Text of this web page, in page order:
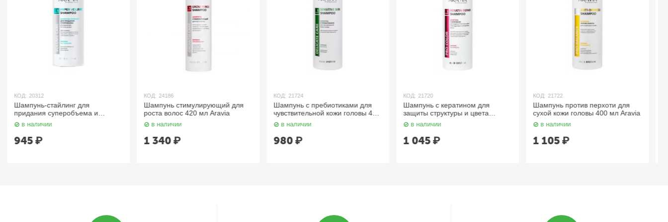
КОД: 24186
Шампунь стимулирующий для
роста волос 420 мл Aravia
в наличии
1 340
КОД: 21724
Шампунь с пребиотиками для
чувствительной кожи головы 400
мл Aravia
в наличии
980₽
КОД: 21720
Шампунь с кератином для
защиты структуры и цвета
поврежденных и окрашенных
волос 400 мл Aravia
в наличии
1 045
КОД: 21722
Шампунь против перхоти для
сухой кожи головы 400 мл Aravia
в наличии
1 105₽
КОД: 24358
Шампунь против перхоти для
глубокого очищения кожи
головы и волос 420 мл Aravia
в наличии
1 295₽